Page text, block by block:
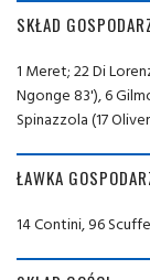
SKŁAD
1 Meret; 22 Di
Ngonge 83'), 6
Spinazzola (17
ŁAWKA
14 Contini, 96